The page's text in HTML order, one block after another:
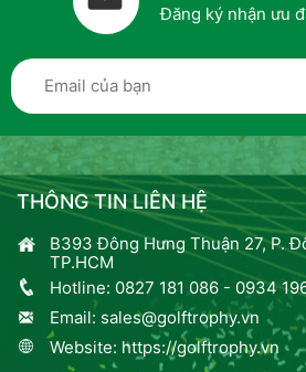
Đăng ký nhận ưu
THÔNG TIN LIÊN HỆ
B393 Đông Hưng Thuận 27, P.
TP.HCM
Hotline: 0827 181 086 - 0934
Email: sales@golftrophy.vn
Website: https://golftrophy.vn